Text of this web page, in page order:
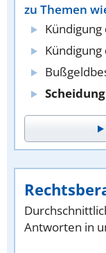
zu Themen
Kündigung
Kündigung
Scheidung
Antworten in